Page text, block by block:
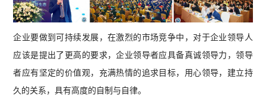
企业要做到可持续发展，在激烈的市场竞争中，对于企业领导人
应该是提出了更高的要求，企业领导者应具备真诚领导力，领导
者应有坚定的价值观，充满热情的追求目标，用心领导，建立持
久的关系，具有高度的自制与自律。